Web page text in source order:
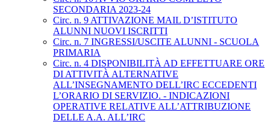
SECONDARIA 2023-24
Circ. n. 9 ATTIVAZIONE MAIL D’ISTITUTO
ALUNNI NUOVI ISCRITTI
Circ. n. 7 INGRESSI/USCITE ALUNNI - SCUOLA
PRIMARIA
Circ. n. 4 DISPONIBILITÀ AD EFFETTUARE ORE
DI ATTIVITÀ ALTERNATIVE
ALL’INSEGNAMENTO DELL’IRC ECCEDENTI
L’ORARIO DI SERVIZIO. - INDICAZIONI
OPERATIVE RELATIVE ALL’ATTRIBUZIONE
DELLE A.A. ALL’IRC